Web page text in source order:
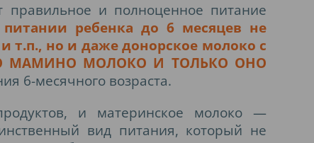
правильное и полноценное питание
ребенка до 6 месяцев не
т.п., но и даже донорское молоко с
МАМИНО МОЛОКО И ТОЛЬКО ОНО
6-месячного возраста.
и материнское молоко —
вид питания, который не